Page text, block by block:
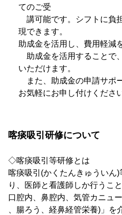
てのご受
講可能です。シフトに負
現できます。
助成金を活用し、費用軽減
助成金を活用することで
いただけます。
また、助成金の申請サポ
お気軽にお申し付けください
喀痰吸引研修について
◇喀痰吸引等研修とは
喀痰吸引(かくたんきゅういん
り、医師と看護師しか行うこ
口腔内、鼻腔内、気管カニュ
、腸ろう、経鼻経管栄養)」